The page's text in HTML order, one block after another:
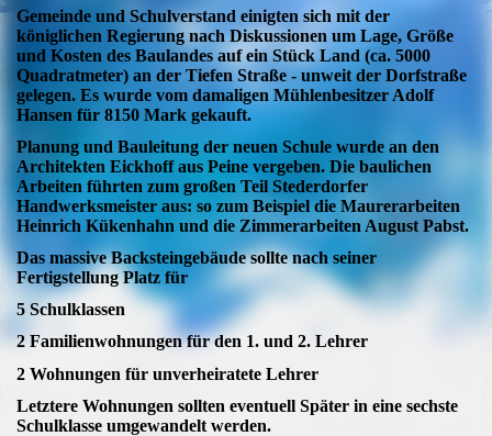
Gemeinde und Schulverstand einigten sich mit der
königlichen Regierung nach Diskussionen um Lage, Größe
und Kosten des Baulandes auf ein Stück Land (ca. 5000
Quadratmeter) an der Tiefen Straße - unweit der Dorfstraße
gelegen. Es wurde vom damaligen Mühlenbesitzer Adolf
Hansen für 8150 Mark gekauft.
Planung und Bauleitung der neuen Schule wurde an den
Architekten Eickhoff aus Peine vergeben. Die baulichen
Arbeiten führten zum großen Teil Stederdorfer
Handwerksmeister aus: so zum Beispiel die Maurerarbeiten
Heinrich Kükenhahn und die Zimmerarbeiten August Pabst.
Das massive Backsteingebäude sollte nach seiner
Fertigstellung Platz für
5 Schulklassen
2 Familienwohnungen für den 1. und 2. Lehrer
2 Wohnungen für unverheiratete Lehrer
Letztere Wohnungen sollten eventuell Später in eine sechste
Schulklasse umgewandelt werden.